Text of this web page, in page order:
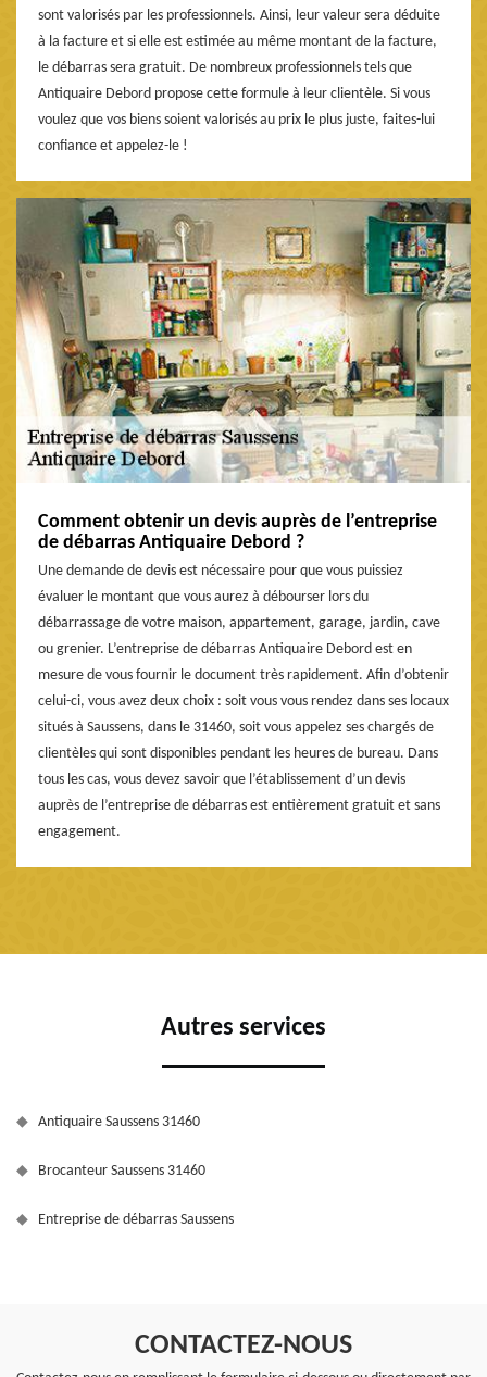
sont valorisés par les professionnels. Ainsi, leur valeur sera déduite
à la facture et si elle est estimée au même montant de la facture,
le débarras sera gratuit. De nombreux professionnels tels que
Antiquaire Debord propose cette formule à leur clientèle. Si vous
voulez que vos biens soient valorisés au prix le plus juste, faites-lui
confiance et appelez-le !
Comment obtenir un devis auprès de l’entreprise
de débarras Antiquaire Debord ?
Une demande de devis est nécessaire pour que vous puissiez
évaluer le montant que vous aurez à débourser lors du
débarrassage de votre maison, appartement, garage, jardin, cave
ou grenier. L’entreprise de débarras Antiquaire Debord est en
mesure de vous fournir le document très rapidement. Afin d’obtenir
celui-ci, vous avez deux choix : soit vous vous rendez dans ses locaux
situés à Saussens, dans le 31460, soit vous appelez ses chargés de
clientèles qui sont disponibles pendant les heures de bureau. Dans
tous les cas, vous devez savoir que l’établissement d’un devis
auprès de l’entreprise de débarras est entièrement gratuit et sans
engagement.
Autres services
Antiquaire Saussens 31460
Brocanteur Saussens 31460
Entreprise de débarras Saussens
CONTACTEZ-NOUS